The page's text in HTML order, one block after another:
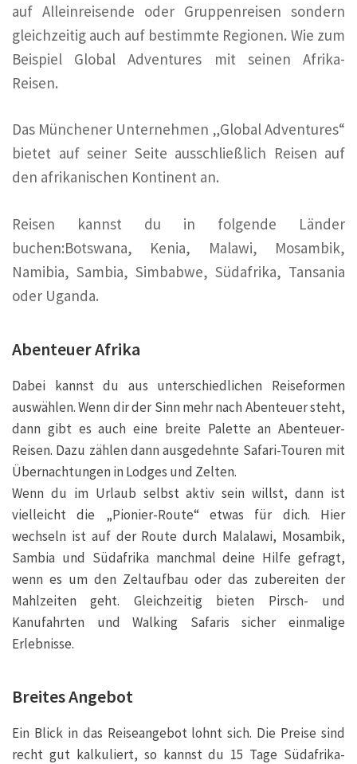
auf Alleinreisende oder Gruppenreisen sondern
gleichzeitig auch auf bestimmte Regionen. Wie zum
Beispiel Global Adventures mit seinen Afrika-
Reisen.
Das Münchener Unternehmen „Global Adventures“
bietet auf seiner Seite ausschließlich Reisen auf
den afrikanischen Kontinent an.
Reisen kannst du in folgende Länder
buchen:Botswana, Kenia, Malawi, Mosambik,
Namibia, Sambia, Simbabwe, Südafrika, Tansania
oder Uganda.
Abenteuer Afrika
Dabei kannst du aus unterschiedlichen Reiseformen
auswählen. Wenn dir der Sinn mehr nach Abenteuer steht,
dann gibt es auch eine breite Palette an Abenteuer-
Reisen. Dazu zählen dann ausgedehnte Safari-Touren mit
Übernachtungen in Lodges und Zelten.
Wenn du im Urlaub selbst aktiv sein willst, dann ist
vielleicht die „Pionier-Route“ etwas für dich. Hier
wechseln ist auf der Route durch Malalawi, Mosambik,
Sambia und Südafrika manchmal deine Hilfe gefragt,
wenn es um den Zeltaufbau oder das zubereiten der
Mahlzeiten geht. Gleichzeitig bieten Pirsch- und
Kanufahrten und Walking Safaris sicher einmalige
Erlebnisse.
Breites Angebot
Ein Blick in das Reiseangebot lohnt sich. Die Preise sind
recht gut kalkuliert, so kannst du 15 Tage Südafrika-